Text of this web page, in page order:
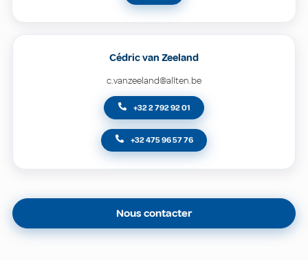
Cédric van Zeeland
c.vanzeeland@allten.be
+32 2 792 92 01
+32 475 96 57 76
Nous contacter